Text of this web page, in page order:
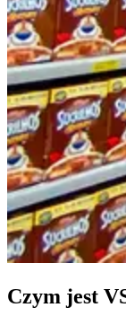
Czym jest